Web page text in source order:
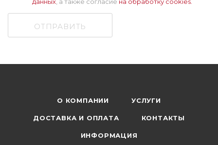
данных, а также cогласие на обработку cookies.
ОТПРАВИТЬ
О КОМПАНИИ УСЛУГИ
ДОСТАВКА И ОПЛАТА КОНТАКТЫ
ИНФОРМАЦИЯ